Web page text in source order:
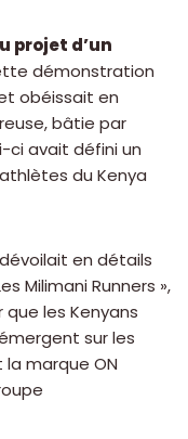
projet d’un
démonstration
obéissait en
bâtie par
ci avait défini un
du Kenya
dévoilait en détails
Milimani Runners »,
les Kenyans
sur les
marque ON